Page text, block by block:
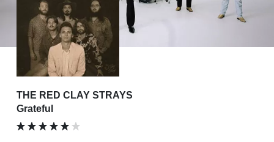
THE RED CLAY STRAYS
Grateful